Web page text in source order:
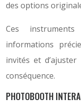
des options
Ces
informations
invités et
conséquence.
PHOTOBOOTH